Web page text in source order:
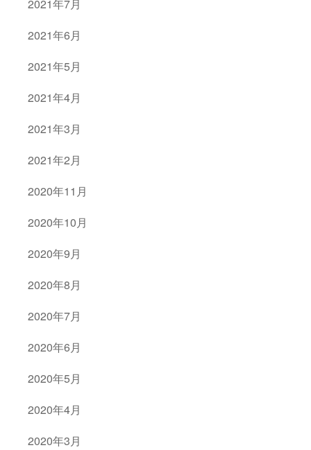
2021年7月
2021年6月
2021年5月
2021年4月
2021年3月
2021年2月
2020年11月
2020年10月
2020年9月
2020年8月
2020年7月
2020年6月
2020年5月
2020年4月
2020年3月